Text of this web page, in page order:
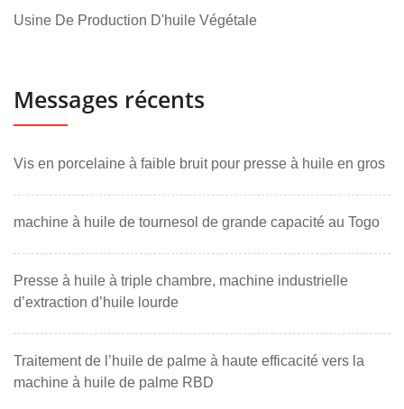
Usine De Production D'huile Végétale
Messages récents
Vis en porcelaine à faible bruit pour presse à huile en gros
machine à huile de tournesol de grande capacité au Togo
Presse à huile à triple chambre, machine industrielle
d’extraction d’huile lourde
Traitement de l’huile de palme à haute efficacité vers la
machine à huile de palme RBD